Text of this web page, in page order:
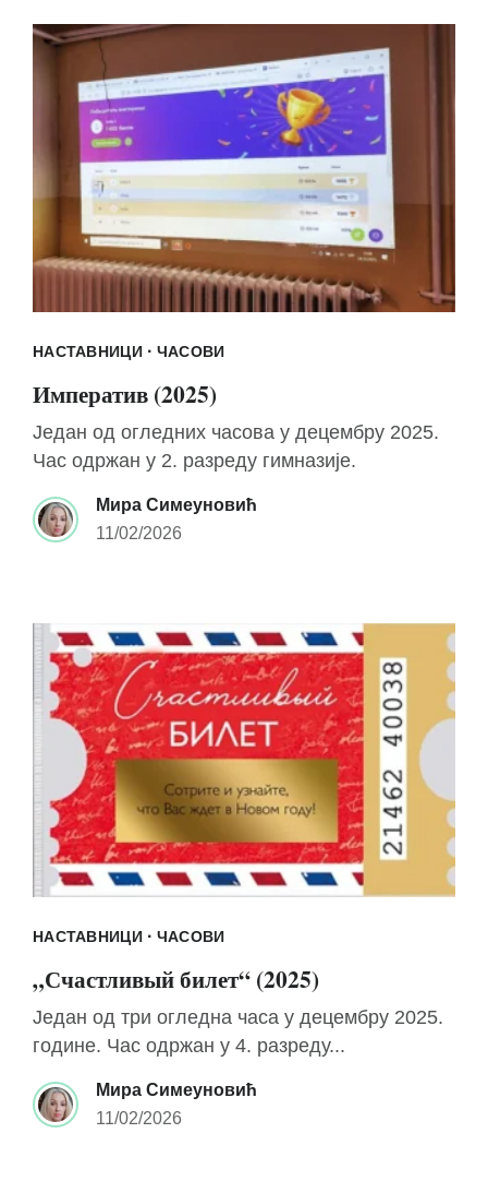
НАСТАВНИЦИ· ЧАСОВИ
Императив (2025)
Један од огледних часова у децембру 2025.
Час одржан у 2. разреду гимназије.
Мира Симеуновић
11/02/2026
НАСТАВНИЦИ· ЧАСОВИ
„Счастливый билет“ (2025)
Један од три огледна часа у децембру 2025.
године. Час одржан у 4. разреду...
Мира Симеуновић
11/02/2026